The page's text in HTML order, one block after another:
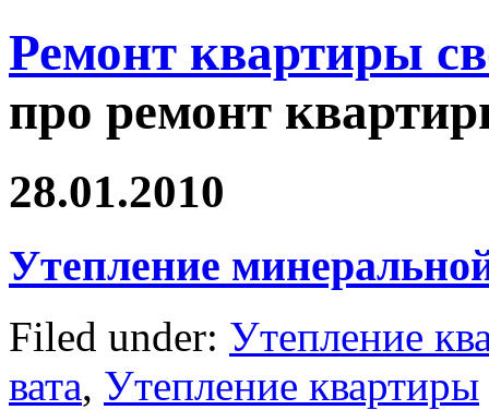
Ремонт квартиры
про ремонт
28.01.2010
Утепление
Filed under: Утепление
вата, Утепление квартиры